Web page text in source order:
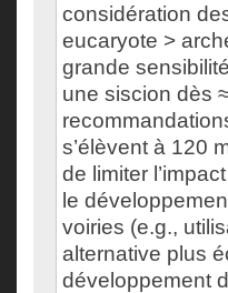
considération
eucaryote >
grande
une siscion dès
s’élèvent à 120
de limiter
le
voiries (e.g.,
alternative plus
développement